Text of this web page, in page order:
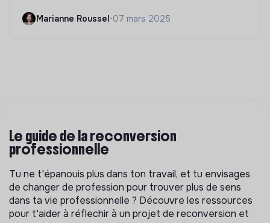
Marianne Roussel•07 mars 2025
Le guide de la reconversion
professionnelle
Tu ne t'épanouis plus dans ton travail, et tu envisages
de changer de profession pour trouver plus de sens
dans ta vie professionnelle ? Découvre les ressources
pour t'aider à réflechir à un projet de reconversion et